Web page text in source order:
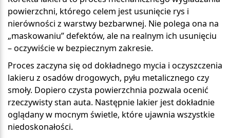
powierzchni, którego celem jest usunięcie rys i
nierówności z warstwy bezbarwnej. Nie polega ona na
„maskowaniu” defektów, ale na realnym ich usunięciu
– oczywiście w bezpiecznym zakresie.
Proces zaczyna się od dokładnego mycia i oczyszczenia
lakieru z osadów drogowych, pyłu metalicznego czy
smoły. Dopiero czysta powierzchnia pozwala ocenić
rzeczywisty stan auta. Następnie lakier jest dokładnie
oglądany w mocnym świetle, które ujawnia wszystkie
niedoskonałości.